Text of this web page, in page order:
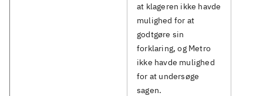
at klageren ikke havde
mulighed for at
godtgøre sin
forklaring, og Metro
ikke havde mulighed
for at undersøge
sagen.